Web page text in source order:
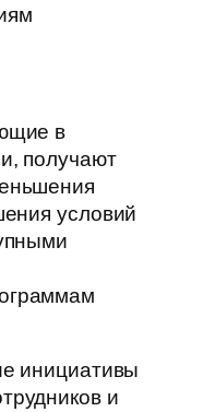
в
получают
условий
инициативы
и